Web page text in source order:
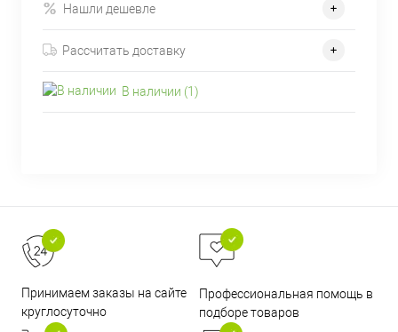
Нашли дешевле
Рассчитать доставку
В наличии (1)
Принимаем заказы на сайте
круглосуточно
Профессиональная помощь в
подборе товаров